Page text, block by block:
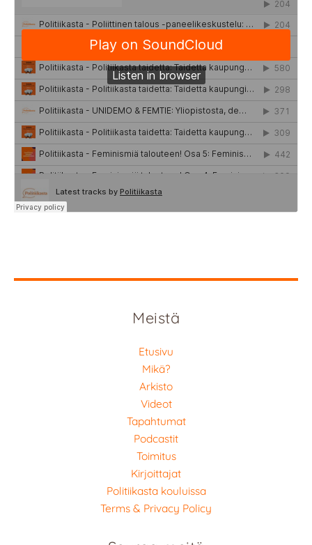
Meistä
Etusivu
Mikä?
Arkisto
Videot
Tapahtumat
Podcastit
Toimitus
Kirjoittajat
Politiikasta kouluissa
Terms & Privacy Policy